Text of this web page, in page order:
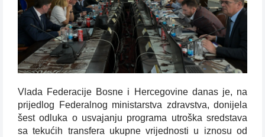
Vlada Federacije Bosne i Hercegovine danas je, na
prijedlog Federalnog ministarstva zdravstva, donijela
šest odluka o usvajanju programa utroška sredstava
sa tekućih transfera ukupne vrijednosti u iznosu od